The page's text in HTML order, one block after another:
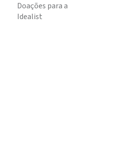
Doações para a
Idealist